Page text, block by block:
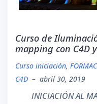
Curso de
mapping con C4D
Curso iniciación,
C4D – abril 30, 2019
INICIACIÓN AL